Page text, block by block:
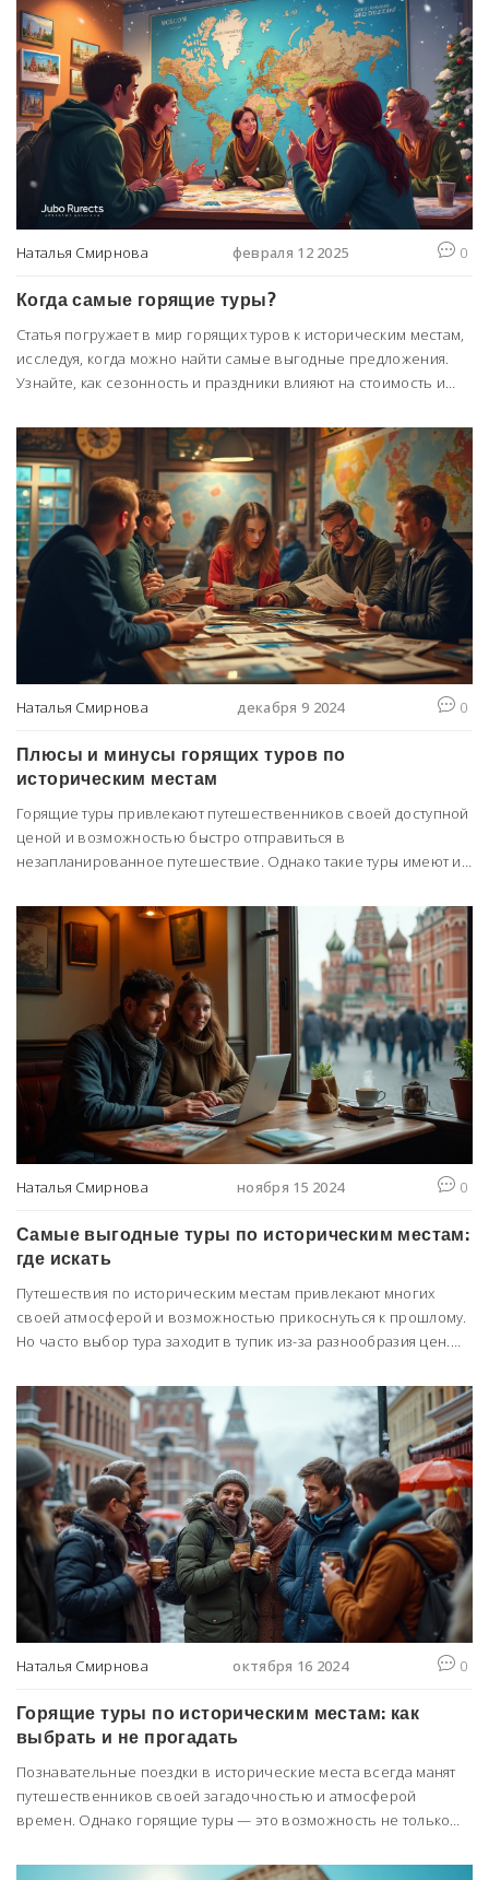
максимально комфортной и запоминающейся. Эти туры —
отличная возможность почувствовать себя частью истории.
Наталья Смирнова февраля 12 2025 0
Когда самые горящие туры?
Статья погружает в мир горящих туров к историческим местам,
исследуя, когда можно найти самые выгодные предложения.
Узнайте, как сезонность и праздники влияют на стоимость и
помогут выловить лучшие предложения и оптимально
спланировать ваше следующее культурное путешествие.
Наталья Смирнова декабря 9 2024 0
Плюсы и минусы горящих туров по
историческим местам
Горящие туры привлекают путешественников своей доступной
ценой и возможностью быстро отправиться в
незапланированное путешествие. Однако такие туры имеют и
поездки. В статье рассматриваются основные минусы горящих
туров по историческим местам, включая недостаток времени
на подготовку, ограниченный выбор услуг и возможные
неудобства. Также предлагаются советы, как минимизировать
риски и сделать свой отдых более комфортным и
запоминающимся. Узнайте, что вас ждет при выборе горящего
тура и как получить максимально положительный опыт.
Наталья Смирнова ноября 15 2024 0
Самые выгодные туры по историческим местам:
где искать
Путешествия по историческим местам привлекают многих
своей атмосферой и возможностью прикоснуться к прошлому.
Но часто выбор тура заходит в тупик из-за разнообразия цен.
для посещения интересных локаций, как выбрать надёжного
туроператора и на что стоит обратить внимание, чтобы не
переплачивать.
Наталья Смирнова октября 16 2024 0
Горящие туры по историческим местам: как
выбрать и не прогадать
Познавательные поездки в исторические места всегда манят
путешественников своей загадочностью и атмосферой
времен. Однако горящие туры — это возможность не только
статье вы узнаете, что же представляет собой горящий тур, как